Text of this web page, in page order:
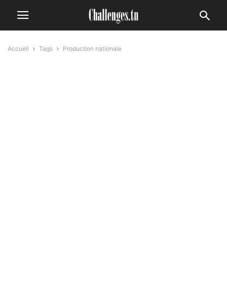
Accueil Tags Production nationale